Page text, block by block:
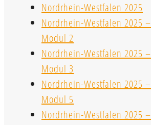
Nordrhein-Westfalen 2025
Nordrhein-Westfalen 2025 –
Modul 2
Nordrhein-Westfalen 2025 –
Modul 3
Nordrhein-Westfalen 2025 –
Modul 5
Nordrhein-Westfalen 2025 –